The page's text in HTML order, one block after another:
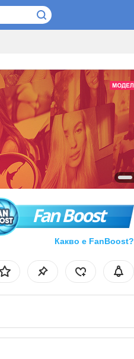
Fan Boost
Какво е FanBoost?